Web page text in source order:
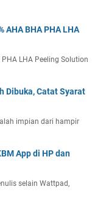
AHA BHA PHA LHA
LHA Peeling Solution
Dibuka, Catat Syarat
impian dari hampir
App di HP dan
selain Wattpad,